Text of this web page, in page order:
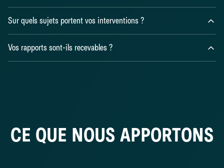
Nous intervenons en tant qu’expert financier de partie (expert
witness), en produisant des rapports d’expert, en répondant
aux arguments adverses et en étant interrogés lors des
audiences
Sur quels sujets portent vos interventions ?
Nos travaux portent sur l’évaluation financière, la quantification
de préjudice et l’analyse des données économiques et
financières du litige.
Vos rapports sont-ils recevables ?
CE QUE NOUS APPORTONS